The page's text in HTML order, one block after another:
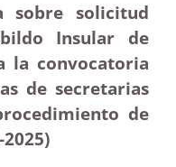
sobre solicitud
Insular de
la convocatoria
de secretarias
de
-2025)